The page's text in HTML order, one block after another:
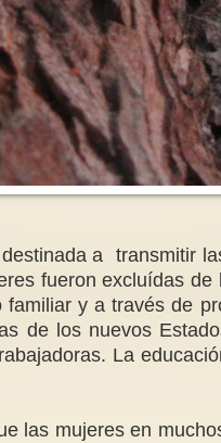
a transmitir
fueron excluídas
y a través de
de los nuevos
La
las mujeres en